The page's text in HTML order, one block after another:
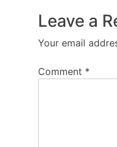
Leave a
Your email
Comment *